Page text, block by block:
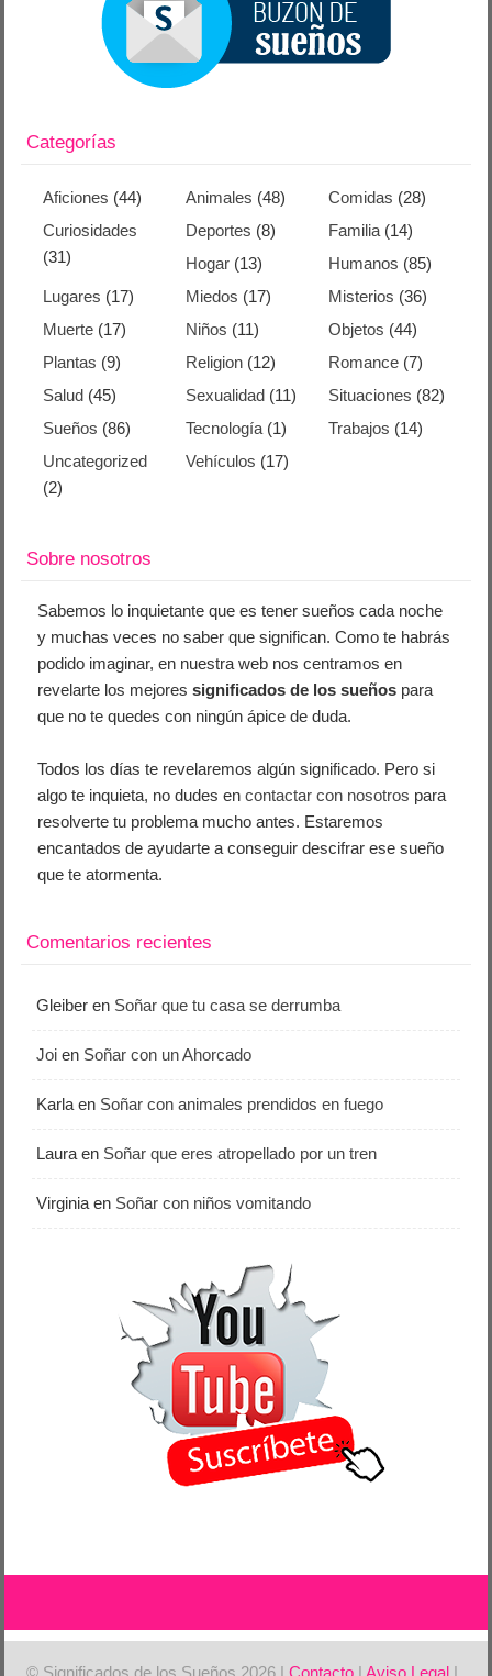
Categorías
Aficiones (44) Animales (48) Comidas (28)
Curiosidades
(31)
Deportes (8) Familia(14)
Hogar (13) Humanos (85)
Lugares (17) Miedos (17) Misterios (36)
Muerte (17) Niños (11) Objetos (44)
Plantas (9) Religion (12) Romance(7)
Salud (45) Sexualidad (11) Situaciones (82)
Sueños (86) Tecnología (1) Trabajos (14)
Uncategorized
(2)
Vehículos (17)
Sobre nosotros
Sabemos lo inquietante que es tener sueños cada noche
y muchas veces no saber que significan. Como te habrás
podido imaginar, en nuestra web nos centramos en
revelarte los mejoressignificados de los sueños para
que no te quedes con ningún ápice de duda.
Todos los días te revelaremos algún significado. Pero si
algo te inquieta, no dudes encontactar con nosotros para
resolverte tu problema mucho antes. Estaremos
encantados de ayudarte a conseguir descifrar ese sueño
que te atormenta.
Comentarios recientes
Gleiber en Soñar que tu casa se derrumba
Joi en Soñar con un Ahorcado
Karla en Soñar con animales prendidos en fuego
Laura en Soñar que eres atropellado por un tren
Virginia en Soñar con niños vomitando
© Significados de los Sueños 2026 |Contacto | Aviso Legal |